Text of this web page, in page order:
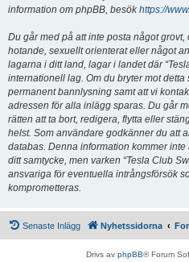
information om phpBB, besökhttps://
Du går med på att inte posta något
hotande, sexuellt orienterat eller något
lagarna i ditt land, lagar i landet där
internationell lag. Om du bryter mot
permanent bannlysning samt att vi
adressen för alla inlägg sparas. Du går
rätten att ta bort, redigera, flytta eller
helst. Som användare godkänner du att
databas. Denna information kommer
ditt samtycke, men varken “Tesla Club
ansvariga för eventuella intrångsförsök
komprometteras.
Senaste Inlägg Nyhetssidorna
Drivs av phpBB® Forum